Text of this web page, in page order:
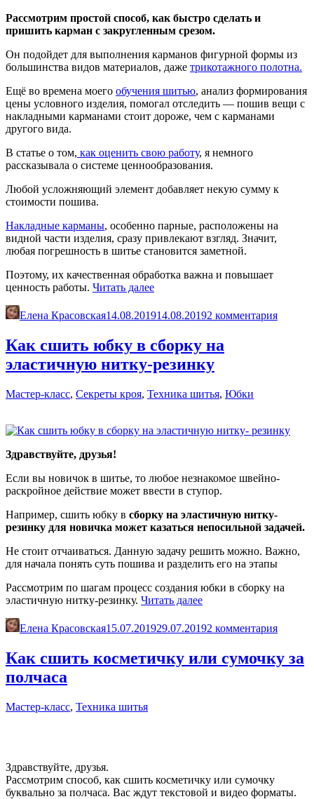
Рассмотрим простой способ, как быстро сделать и
пришить карман с закругленным срезом.
Он подойдет для выполнения карманов фигурной формы из
большинства видов материалов, даже трикотажного полотна.
Ещё во времена моего обучения шитью, анализ формирования
цены условного изделия, помогал отследить — пошив вещи с
накладными карманами стоит дороже, чем с карманами
другого вида.
В статье о том, как оценить свою работу, я немного
рассказывала о системе ценнообразования.
Любой усложняющий элемент добавляет некую сумму к
стоимости пошива.
Накладные карманы, особенно парные, расположены на
видной части изделия, сразу привлекают взгляд. Значит,
любая погрешность в шитье становится заметной.
Поэтому, их качественная обработка важна и повышает
ценность работы. Читать далее«Как
сделать
и
пришить
карман
с
закругленным
срезом»
Елена Красовская14.08.201914.08.20192 комментария
Как сшить юбку в сборку на
эластичную нитку-резинку
Мастер-класс, Секреты кроя, Техника шитья, Юбки
Здравствуйте, друзья!
Если вы новичок в шитье, то любое незнакомое швейно-
раскройное действие может ввести в ступор.
Например, сшить юбку в сборку на эластичную нитку-
резинку для новичка может казаться непосильной задачей.
Не стоит отчаиваться. Данную задачу решить можно. Важно,
для начала понять суть пошива и разделить его на этапы
Рассмотрим по шагам процесс создания юбки в сборку на
эластичную нитку-резинку. Читать далее«Как
юбку
в
на
Елена Красовская15.07.201929.07.20192 комментария
Как сшить косметичку или сумочку за
полчаса
Мастер-класс, Техника шитья
Здравствуйте, друзья.
Рассмотрим способ, как сшить косметичку или сумочку
буквально за полчаса. Вас ждут текстовой и видео форматы.